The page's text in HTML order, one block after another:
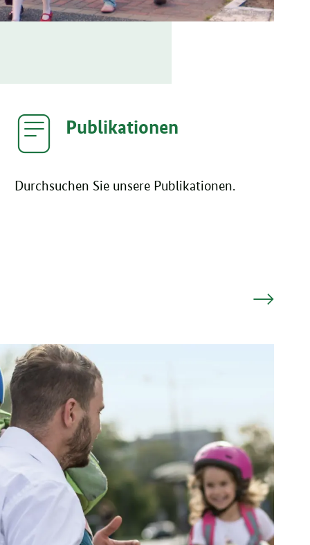
Publikationen
Durchsuchen Sie unsere Publikationen.